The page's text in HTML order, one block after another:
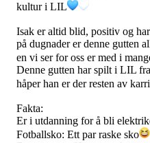
kultur i LIL
Isak er altid blid, positiv og
på dugnader er denne gutten
en vi ser for oss er med i
Denne gutten har spilt i LIL
håper han er der resten av
Fakta:
Er i utdanning for å bli
Fotballsko: Ett par raske sko